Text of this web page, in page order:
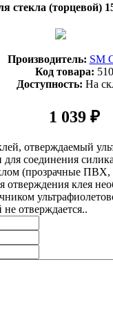
стекла (торцевой)
Производитель: SM
Код товара: 510
Доступность: На
1 039 ₽
отверждаемый
для соединения
(прозрачные ПВХ,
отверждения клея
отверждается..